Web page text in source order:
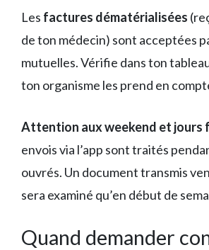
Les factures dématérialisées
de ton médecin) sont acceptées
mutuelles. Vérifie dans ton
ton organisme les prend en
Attention aux weekend et jours
envois via l’app sont traités
ouvrés. Un document transmis
sera examiné qu’en début de
Quand demander